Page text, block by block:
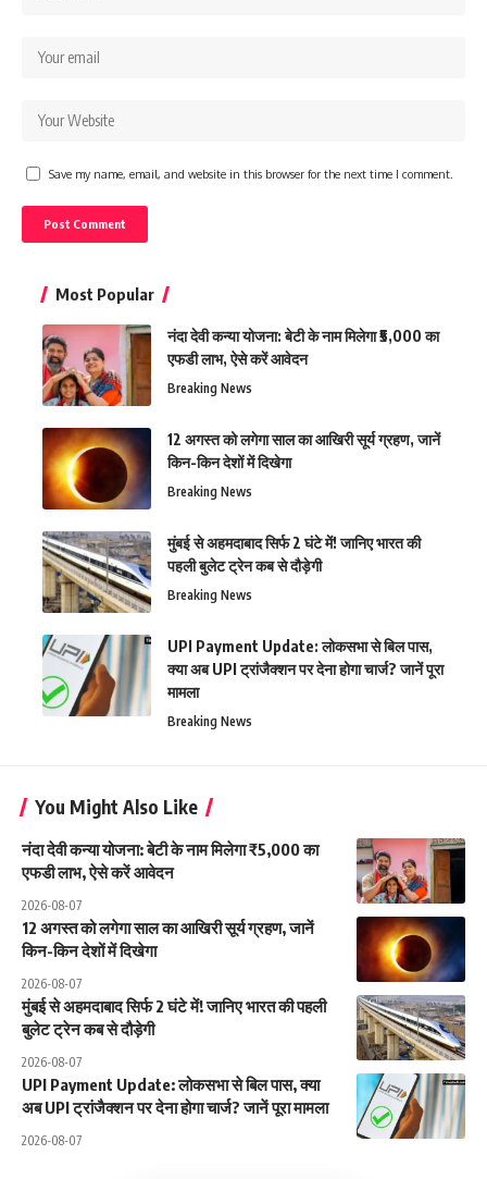
Save my name, email, and website in this browser for the next time I comment.
Most Popular
नंदा देवी कन्या योजना: बेटी के नाम मिलेगा ₹5,000 का
एफडी लाभ, ऐसे करें आवेदन
Breaking News
12 अगस्त को लगेगा साल का आखिरी सूर्य ग्रहण, जानें
किन-किन देशों में दिखेगा
Breaking News
मुंबई से अहमदाबाद सिर्फ 2 घंटे में! जानिए भारत की
पहली बुलेट ट्रेन कब से दौड़ेगी
Breaking News
UPI Payment Update: लोकसभा से बिल पास,
क्या अब UPI ट्रांजैक्शन पर देना होगा चार्ज? जानें पूरा
मामला
Breaking News
You Might Also Like
नंदा देवी कन्या योजना: बेटी के नाम मिलेगा ₹5,000 का
एफडी लाभ, ऐसे करें आवेदन
2026-08-07
12 अगस्त को लगेगा साल का आखिरी सूर्य ग्रहण, जानें
किन-किन देशों में दिखेगा
2026-08-07
मुंबई से अहमदाबाद सिर्फ 2 घंटे में! जानिए भारत की पहली
बुलेट ट्रेन कब से दौड़ेगी
2026-08-07
UPI Payment Update: लोकसभा से बिल पास, क्या
अब UPI ट्रांजैक्शन पर देना होगा चार्ज? जानें पूरा मामला
2026-08-07